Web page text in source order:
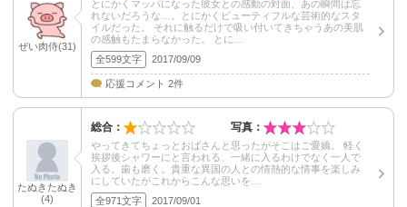
ぜい肉侍(31)
とにかくマッパになった彼女との感動の対面、あの瞬間は忘
れないだろうな…。とにかくビューティフルな芸術的なスタ
イルだった。 それに触るだけで吸い付いてきちゃうあの美肌
の感触もたまらなかった。 とに…
全599文字
2017/09/09
応援コメント 2件
たぬきたぬき
(4)
総合： 写真：
やってきてちょっとおばさんと思ったがそこはご愛嬌。 軽く
挨拶後シャワーにと言われる、一緒に入るわけでなく一人で
入る。歯も磨く。貴重な異国の人との情熱的な情事を楽しみ
にしていたがこれからこんな思いを…
全971文字
2017/09/01